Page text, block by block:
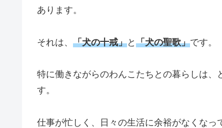
あります。
それは、 「犬の十戒」と 「犬の聖歌」です。
特に働きながらのわんこたちとの暮らしは
す。
仕事が忙しく、日々の生活に余裕がなくなっ